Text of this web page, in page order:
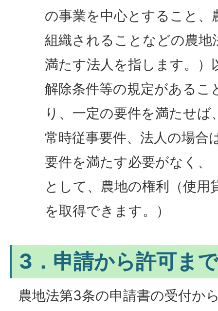
の事業を中心とすること、
組織されることなどの農
満たす法人を指します。）
解除条件等の規定があるこ
り、一定の要件を満たせば
常時従事要件、法人の場合
要件を満たす必要がなく、
として、農地の権利（使用
を取得できます。）
3．申請から許可まで
農地法第3条の申請書の受付か